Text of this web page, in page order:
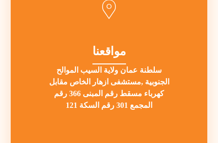
مواقعنا
سلطنة عمان ولاية السيب الموالح
الجنوبية ,مستشفى ازهار الخاص مقابل
كهرباء مسقط رقم المبنى 366 رقم
المجمع 301 رقم السكة 121